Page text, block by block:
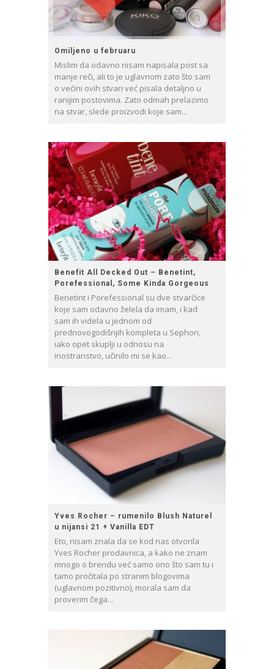
Omiljeno u februaru
Mislim da odavno nisam napisala post sa
manje reči, ali to je uglavnom zato što sam
o većini ovih stvari već pisala detaljno u
ranijim postovima. Zato odmah prelazimo
na stvar, slede proizvodi koje sam...
Benefit All Decked Out – Benetint,
Porefessional, Some Kinda Gorgeous
Benetint i Porefessional su dve stvarčice
koje sam odavno želela da imam, i kad
sam ih videla u jednom od
prednovogodišnjih kompleta u Sephori,
iako opet skuplji u odnosu na
inostranstvo, učinilo mi se kao...
Yves Rocher – rumenilo Blush Naturel
u nijansi 21 + Vanilla EDT
Eto, nisam znala da se kod nas otvorila
Yves Rocher prodavnica, a kako ne znam
mnogo o brendu već samo ono što sam tu i
tamo pročitala po stranim blogovima
(uglavnom pozitivno), morala sam da
proverim čega...